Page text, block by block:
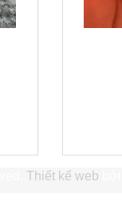
Thiết kế web